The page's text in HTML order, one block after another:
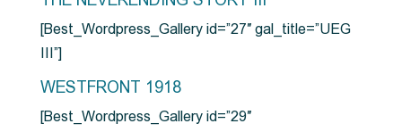
[Best_Wordpress_Gallery id=”27″ gal_title=”UEG
III”]
WESTFRONT 1918
[Best_Wordpress_Gallery id=”29″